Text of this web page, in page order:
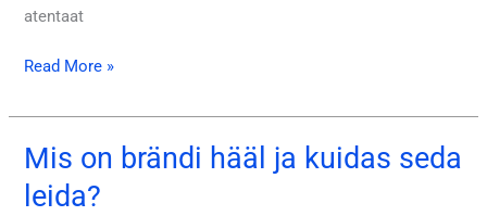
atentaat
Read More »
Mis on brändi hääl ja kuidas seda
leida?
Mis
brändi